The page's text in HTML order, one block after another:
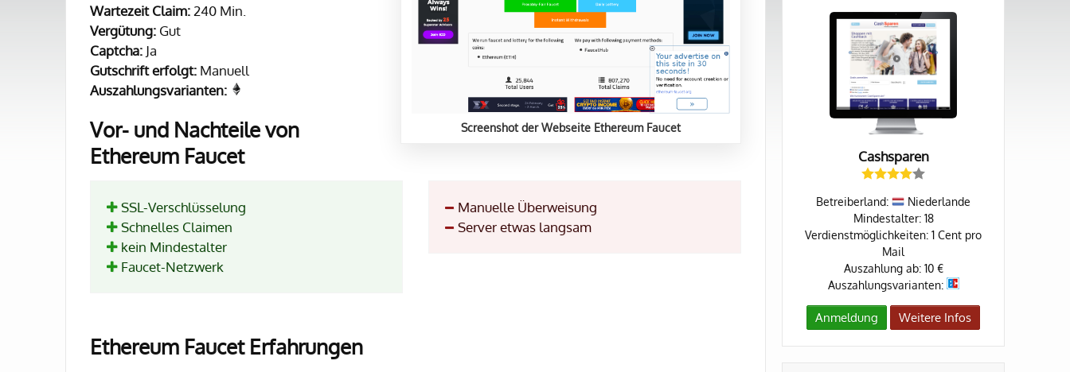
Screenshot der Webseite Ethereum Faucet
Wartezeit Claim:240 Min.
Vergütung: Gut
Captcha: Ja
Gutschrift erfolgt: Manuell
Auszahlungsvarianten:
Vor- und Nachteile von
Ethereum Faucet
SSL-Verschlüsselung
Schnelles Claimen
kein Mindestalter
Faucet-Netzwerk
Manuelle Überweisung
Server etwas langsam
Ethereum Faucet Erfahrungen
Cashsparen
Betreiberland:
Niederlande
Mindestalter: 18
Verdienstmöglichkeiten: 1 Cent pro
Mail
Auszahlung ab: 10 €
Auszahlungsvarianten:
Anmeldung Weitere Infos